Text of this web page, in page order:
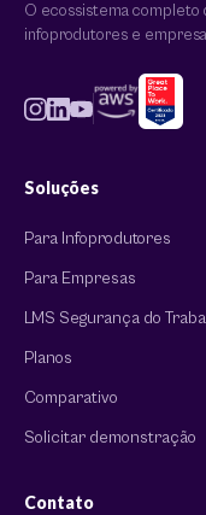
O ecossistema completo
infoprodutores e
Soluções
Para Infoprodutores
Para Empresas
LMS Segurança do
Planos
Comparativo
Solicitar demonstração
Contato